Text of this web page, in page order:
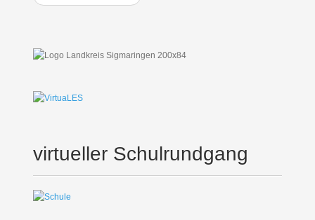
...
virtueller Schulrundgang